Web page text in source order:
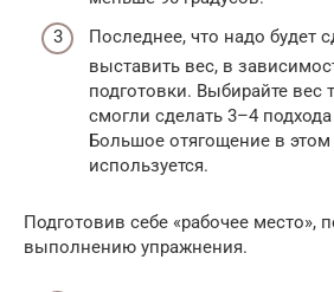
Последнее, что надо будет
выставить вес, в
подготовки. Выбирайте вес
смогли сделать 3–4
Большое отягощение в
используется.
Подготовив себе «рабочее место»,
выполнению упражнения.